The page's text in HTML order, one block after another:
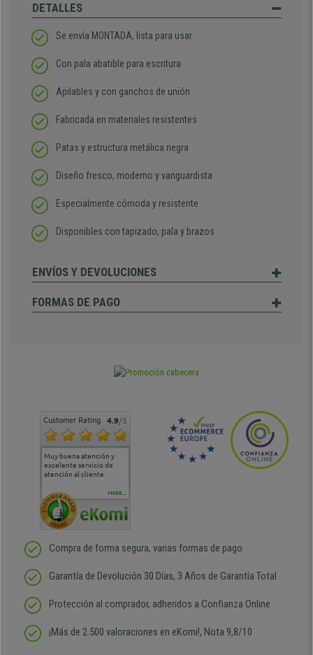
DETALLES
Se envía MONTADA, lista para usar
Con pala abatible para escritura
Apilables y con ganchos de unión
Fabricada en materiales resistentes
Patas y estructura metálica negra
Diseño fresco, moderno y vanguardista
Especialmente cómoda y resistente
Disponibles con tapizado, pala y brazos
ENVÍOS Y DEVOLUCIONES
FORMAS DE PAGO
Customer Rating 4.9/5
Muy buena atención y
excelente servicio de
atención al cliente
Muy buena atención de
cara al asesoramiento
Si estoy contento
MORE...
Compra de forma segura, varias formas de pago
Garantía de Devolución 30 Días, 3 Años de Garantía Total
Protección al comprador, adheridos a Confianza Online
¡Más de 2.500 valoraciones en eKomi!, Nota 9,8/10